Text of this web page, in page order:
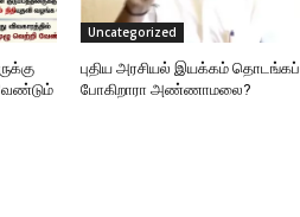
Uncategorized
புதிய அரசியல் இயக்கம் தொடங்கப்
போகிறாரா அண்ணாமலை?